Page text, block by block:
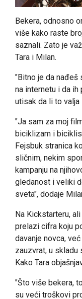
Bekera, odnosno
više kako raste
saznali. Zato je
Tara i Milan.
"Bitno je da nađeš
na internetu i da
utisak da li to valja
"Ja sam za moj
biciklizam i
Fejsbuk stranica
sličnim, nekim
kampanju na
gledanost i veliki
sveta", dodaje
Na Kickstarteru,
prelazi cifra koju
davanje novca,
zauzvrat, u skladu
Kako Tara
"Što više bekera,
su veći troškovi